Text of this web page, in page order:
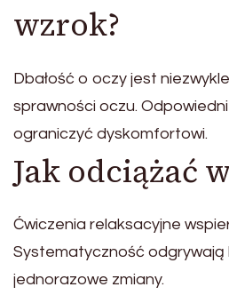
wzrok?
Dbałość o oczy jest
sprawności oczu.
ograniczyć dyskomfortowi.
Jak odciążać
Ćwiczenia relaksacyjne
Systematyczność odgrywają
jednorazowe zmiany.